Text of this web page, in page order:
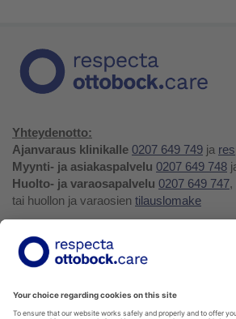
Yhteydenotto:
Ajanvaraus klinikalle 0207 649 749 ja
Myynti- ja asiakaspalvelu 0207 649 748
Huolto- ja varaosapalvelu 0207 649 747,
tai huollon ja varaosien tilauslomake
Facebook
Youtube
Tietosuojakäytäntö
Privacy Policy
Soittohinnat oman operaattorin
paikallispuhelumaksun mukaisesti.